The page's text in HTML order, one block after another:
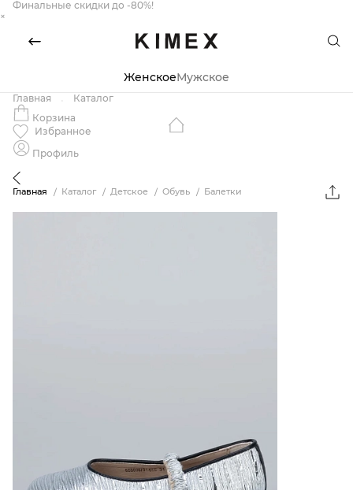
Финальные скидки до -80%!
×
ЖенскоеМужское
Главная
Каталог
Корзина
Избранное
Профиль
Главная Каталог Детское Обувь Балетки